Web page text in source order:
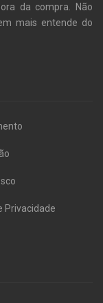
da compra. Não
mais entende do
Privacidade